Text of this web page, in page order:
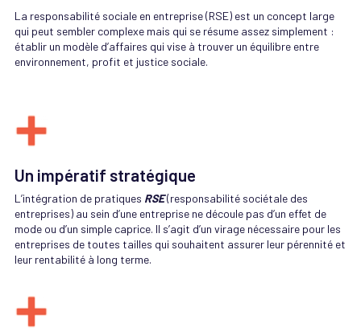
La responsabilité sociale en entreprise (RSE) est un concept large
qui peut sembler complexe mais qui se résume assez simplement :
établir un modèle d’affaires qui vise à trouver un équilibre entre
environnement, profit et justice sociale.
Un impératif stratégique
L’intégration de pratiques RSE(responsabilité sociétale des
entreprises) au sein d’une entreprise ne découle pas d’un effet de
mode ou d’un simple caprice. Il s’agit d’un virage nécessaire pour les
entreprises de toutes tailles qui souhaitent assurer leur pérennité et
leur rentabilité à long terme.